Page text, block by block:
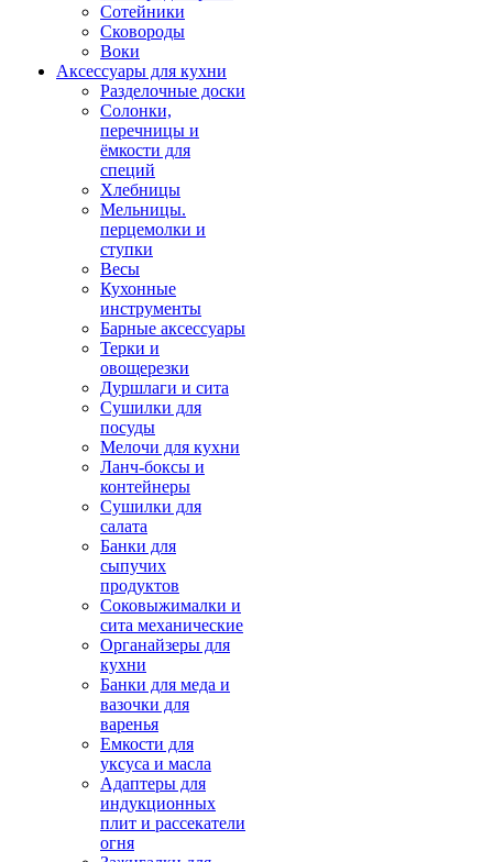
Сотейники
Сковороды
Воки
Аксессуары для кухни
Разделочные доски
Солонки,
перечницы и
ёмкости для
специй
Хлебницы
Мельницы.
перцемолки и
ступки
Весы
Кухонные
инструменты
Барные аксессуары
Терки и
овощерезки
Дуршлаги и сита
Сушилки для
посуды
Мелочи для кухни
Ланч-боксы и
контейнеры
Сушилки для
салата
Банки для
сыпучих
продуктов
Соковыжималки и
сита механические
Органайзеры для
кухни
Банки для меда и
вазочки для
варенья
Емкости для
уксуса и масла
Адаптеры для
индукционных
плит и рассекатели
огня